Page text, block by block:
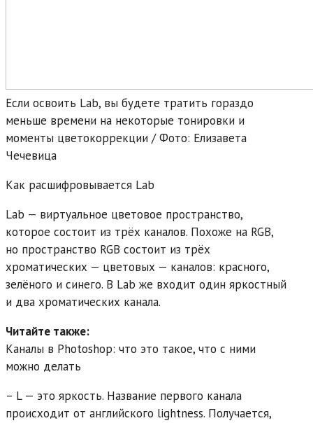
Если освоить Lab, вы будете тратить гораздо
меньше времени на некоторые тонировки и
моменты цветокоррекции / Фото: Елизавета
Чечевица
Как расшифровывается Lab
Lab — виртуальное цветовое пространство,
которое состоит из трёх каналов. Похоже на RGB,
но пространство RGB состоит из трёх
хроматических — цветовых — каналов: красного,
зелёного и синего. В Lab же входит один яркостный
и два хроматических канала.
Читайте также:
Каналы в Photoshop: что это такое, что с ними
можно делать
– L — это яркость. Название первого канала
происходит от английского lightness. Получается,